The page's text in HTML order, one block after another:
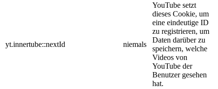
yt.innertube::nextId niemals
YouTube setzt
dieses Cookie, um
eine eindeutige ID
zu registrieren, um
Daten darüber zu
speichern, welche
Videos von
YouTube der
Benutzer gesehen
hat.